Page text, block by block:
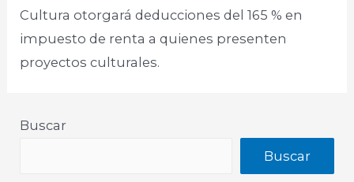
Cultura otorgará deducciones del 165 % en
impuesto de renta a quienes presenten
proyectos culturales.
Buscar
Buscar